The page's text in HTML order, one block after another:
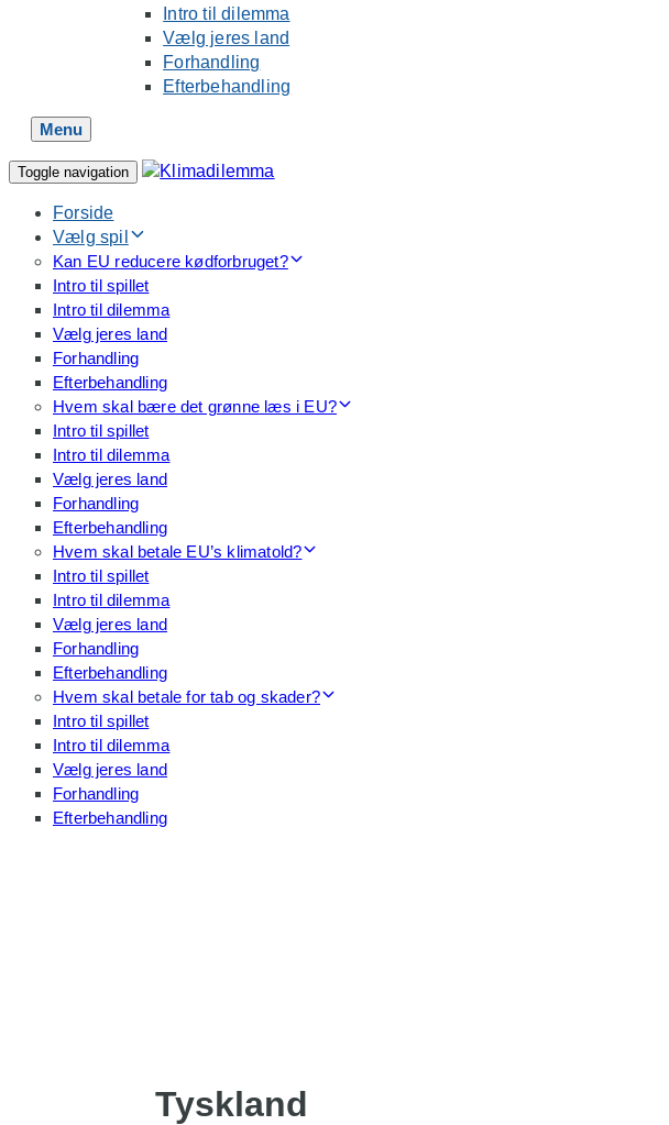
Intro til dilemma
Vælg jeres land
Forhandling
Efterbehandling
Menu
Toggle navigation
Forside
Vælg spil
Kan EU reducere kødforbruget?
Intro til spillet
Intro til dilemma
Vælg jeres land
Forhandling
Efterbehandling
Hvem skal bære det grønne læs i EU?
Intro til spillet
Intro til dilemma
Vælg jeres land
Forhandling
Efterbehandling
Hvem skal betale EU’s klimatold?
Intro til spillet
Intro til dilemma
Vælg jeres land
Forhandling
Efterbehandling
Hvem skal betale for tab og skader?
Intro til spillet
Intro til dilemma
Vælg jeres land
Forhandling
Efterbehandling
Tyskland